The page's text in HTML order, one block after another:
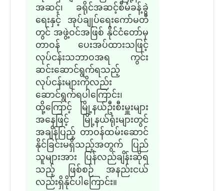
အဆင့်၊ ခရိုင်အဆင့်စီမံခန့်ခွဲ
ရေးနှင့် အုပ်ချုပ်ရေးကော်မတီ
တွင် အဖွဲ့ဝင်အဖြစ် နိုင်ငံတော်မှ
တာဝန် ပေးအပ်ထားသဖြင့်
လုပ်ငန်းသဘာဝအရ ကွင်း
ဆင်းဆောင်ရွက်ရသည့်
လုပ်ငန်းများကိုလည်း
ဆောင်ရွက်ရပါကြောင်း၊
ထို့ကြောင့် မြို့နယ်ဦးစီးမှူးများ
အနေဖြင့် မြို့နယ်ရုံးများတွင်
အချိန်ပြည့် တာဝန်ထမ်းဆောင်
နိုင်ခြင်းမရှိသည့်အတွက် ပြည်
သူများအား ပြန်လည်ချိန်းဆိုရ
သည့် ဖြစ်စဉ် အနည်းငယ်
လည်းရှိနိုင်ပါကြောင်း။